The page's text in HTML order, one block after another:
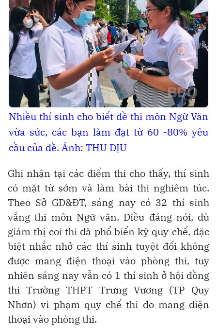
Nhiều thí sinh cho biết đề thi môn Ngữ Văn
vừa sức, các bạn làm đạt từ 60 -80% yêu
cầu của đề. Ảnh: THU DỊU
Ghi nhận tại các điểm thi cho thấy, thí sinh
có mặt từ sớm và làm bài thi nghiêm túc.
Theo Sở GD&ĐT, sáng nay có 32 thí sinh
vắng thi môn Ngữ văn. Điều đáng nói, dù
giám thị coi thi đã phổ biến kỹ quy chế, đặc
biệt nhắc nhở các thí sinh tuyệt đối không
được mang điện thoại vào phòng thi, tuy
nhiên sáng nay vẫn có 1 thí sinh ở hội đồng
thi Trường THPT Trưng Vương (TP Quy
Nhơn) vi phạm quy chế thi do mang điện
thoại vào phòng thi.